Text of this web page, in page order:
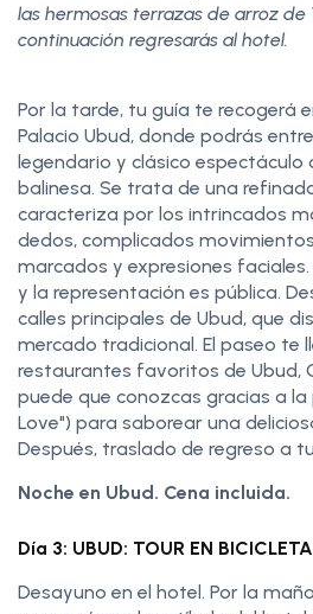
las hermosas terrazas de arroz de
continuación regresarás al hotel.
Por la tarde, tu guía te recogerá
Palacio Ubud, donde podrás
legendario y clásico espectáculo
balinesa. Se trata de una
caracteriza por los intrincados
dedos, complicados
marcados y expresiones
y la representación es pública.
calles principales de Ubud, que
mercado tradicional. El paseo te
restaurantes favoritos de Ubud,
puede que conozcas gracias a la
Love") para saborear una
Después, traslado de regreso a
Noche en Ubud. Cena incluida.
Día 3: UBUD: TOUR EN BICICLETA
Desayuno en el hotel. Por la